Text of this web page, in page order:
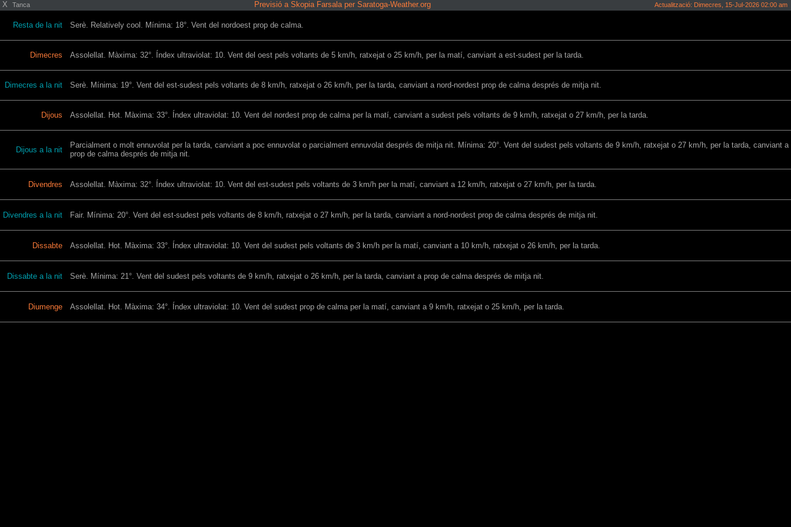
X Tanca Previsió a Skopia Farsala per Saratoga-Weather.org Actualització: Dimecres, 15-Jul-2026 02:00 am
Resta de la nit Serè. Relatively cool. Mínima: 18°. Vent del nordoest prop de calma.
Dimecres Assolellat. Màxima: 32°. Índex ultraviolat: 10. Vent del oest pels voltants de 5 km/h, ratxejat o 25 km/h, per la matí, canviant a est-sudest per la tarda.
Dimecres a la nit Serè. Mínima: 19°. Vent del est-sudest pels voltants de 8 km/h, ratxejat o 26 km/h, per la tarda, canviant a nord-nordest prop de calma després de mitja nit.
Dijous Assolellat. Hot. Màxima: 33°. Índex ultraviolat: 10. Vent del nordest prop de calma per la matí, canviant a sudest pels voltants de 9 km/h, ratxejat o 27 km/h, per la tarda.
Dijous a la nit
Parcialment o molt ennuvolat per la tarda, canviant a poc ennuvolat o parcialment ennuvolat després de mitja nit. Mínima: 20°. Vent del sudest pels voltants de 9 km/h, ratxejat o 27 km/h, per la tarda, canviant a
prop de calma després de mitja nit.
Divendres Assolellat. Màxima: 32°. Índex ultraviolat: 10. Vent del est-sudest pels voltants de 3 km/h per la matí, canviant a 12 km/h, ratxejat o 27 km/h, per la tarda.
Divendres a la nit Fair. Mínima: 20°. Vent del est-sudest pels voltants de 8 km/h, ratxejat o 27 km/h, per la tarda, canviant a nord-nordest prop de calma després de mitja nit.
Dissabte Assolellat. Hot. Màxima: 33°. Índex ultraviolat: 10. Vent del sudest pels voltants de 3 km/h per la matí, canviant a 10 km/h, ratxejat o 26 km/h, per la tarda.
Dissabte a la nit Serè. Mínima: 21°. Vent del sudest pels voltants de 9 km/h, ratxejat o 26 km/h, per la tarda, canviant a prop de calma després de mitja nit.
Diumenge Assolellat. Hot. Màxima: 34°. Índex ultraviolat: 10. Vent del sudest prop de calma per la matí, canviant a 9 km/h, ratxejat o 25 km/h, per la tarda.